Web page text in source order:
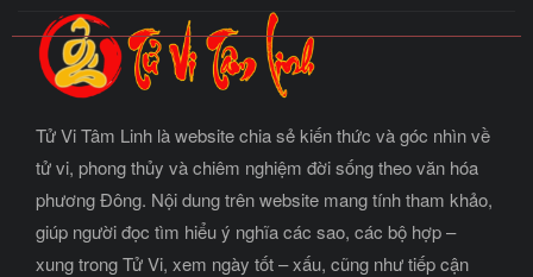
Tử Vi Tâm Linh là website chia sẻ kiến thức và góc nhìn về
tử vi, phong thủy và chiêm nghiệm đời sống theo văn hóa
phương Đông. Nội dung trên website mang tính tham khảo,
giúp người đọc tìm hiểu ý nghĩa các sao, các bộ hợp –
xung trong Tử Vi, xem ngày tốt – xấu, cũng như tiếp cận